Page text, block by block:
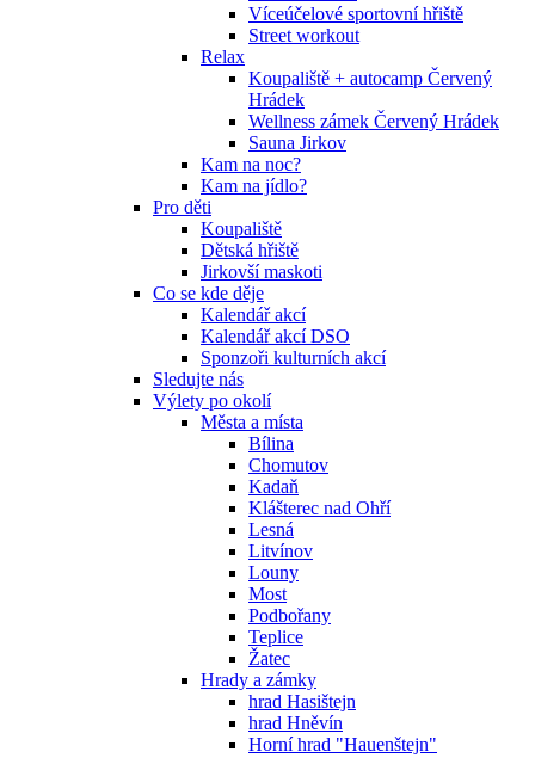
Víceúčelové sportovní hřiště
Street workout
Relax
Koupaliště + autocamp Červený
Hrádek
Wellness zámek Červený Hrádek
Sauna Jirkov
Kam na noc?
Kam na jídlo?
Pro děti
Koupaliště
Dětská hřiště
Jirkovší maskoti
Co se kde děje
Kalendář akcí
Kalendář akcí DSO
Sponzoři kulturních akcí
Sledujte nás
Výlety po okolí
Města a místa
Bílina
Chomutov
Kadaň
Klášterec nad Ohří
Lesná
Litvínov
Louny
Most
Podbořany
Teplice
Žatec
Hrady a zámky
hrad Hasištejn
hrad Hněvín
Horní hrad "Hauenštejn"